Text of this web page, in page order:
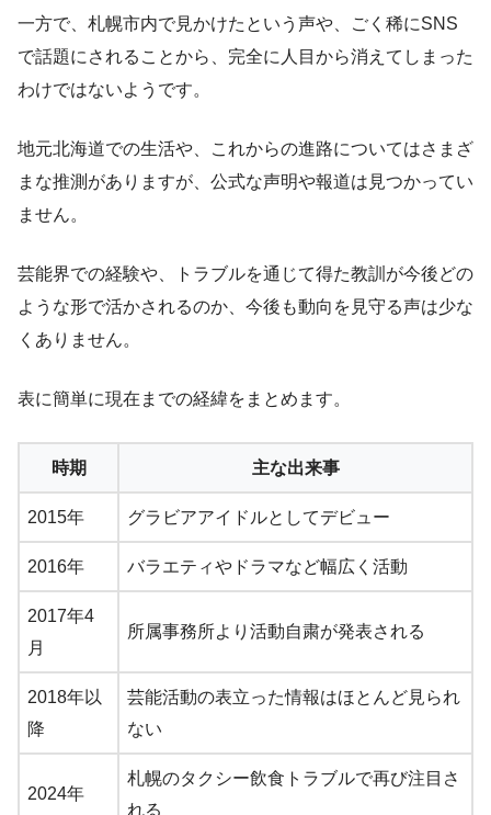
一方で、札幌市内で見かけたという声や、ごく稀にSNS
で話題にされることから、完全に人目から消えてしまった
わけではないようです。
地元北海道での生活や、これからの進路についてはさまざ
まな推測がありますが、公式な声明や報道は見つかってい
ません。
芸能界での経験や、トラブルを通じて得た教訓が今後どの
ような形で活かされるのか、今後も動向を見守る声は少な
くありません。
表に簡単に現在までの経緯をまとめます。
時期 主な出来事
2015年 グラビアアイドルとしてデビュー
2016年 バラエティやドラマなど幅広く活動
2017年4
月
所属事務所より活動自粛が発表される
2018年以
降
芸能活動の表立った情報はほとんど見られ
ない
2024年
札幌のタクシー飲食トラブルで再び注目さ
れる